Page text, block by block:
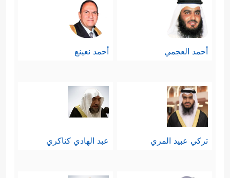
أحمد العجمي أحمد نعينع
تركي عبيد المري عبد الهادي كناكري